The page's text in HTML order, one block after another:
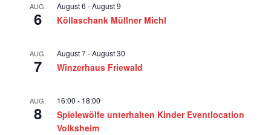
AUG.
6
August 6 -August 9
Köllaschank Müllner Michl
AUG.
7
August 7-August 30
Winzerhaus Friewald
AUG.
8
16:00 - 18:00
Spielewölfe unterhalten Kinder Eventlocation
Volksheim